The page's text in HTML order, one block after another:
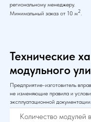
региональному менеджеру.
Минимальный заказ от 10 м2.
Технические
модульного
Предприятие-изготовитель
не изменяющие правила и
эксплуатационной документации.
Количество модулей в